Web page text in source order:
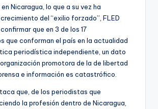
Nicaragua, lo que a su vez ha
del “exilio forzado”, FLED
que en 3 de los 17
que conforman el país en la actualidad
periodística independiente, un dato
promotora de la de libertad
e información es catastrófico.
que, de los periodistas que
la profesión dentro de Nicaragua,